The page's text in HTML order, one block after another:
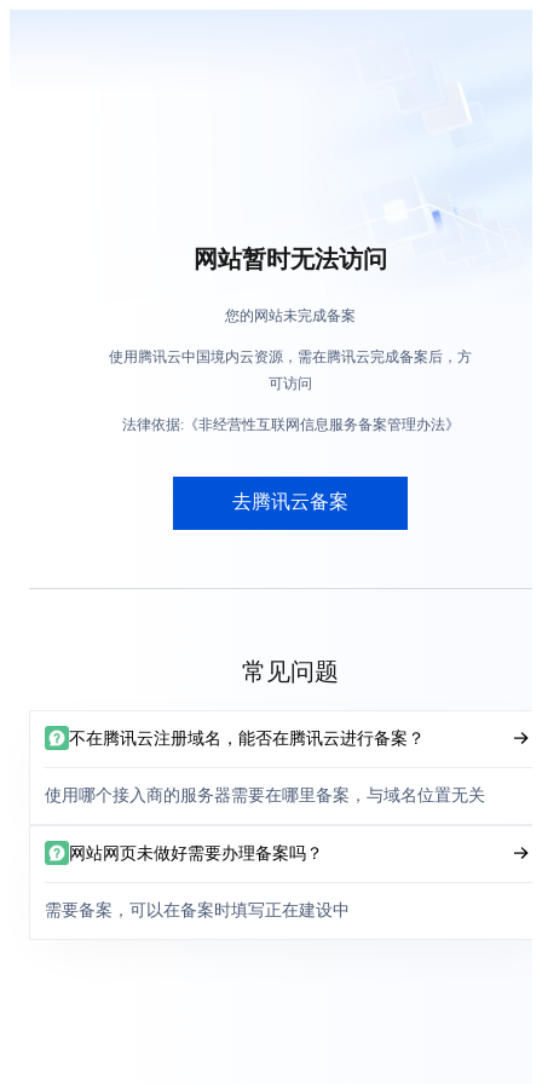
网站暂时无法访问
您的网站未完成备案
使用腾讯云中国境内云资源，需在腾讯云完成备案后，方
可访问
法律依据:《非经营性互联网信息服务备案管理办法》
去腾讯云备案
常见问题
不在腾讯云注册域名，能否在腾讯云进行备案？
使用哪个接入商的服务器需要在哪里备案，与域名位置无关
网站网页未做好需要办理备案吗？
需要备案，可以在备案时填写正在建设中